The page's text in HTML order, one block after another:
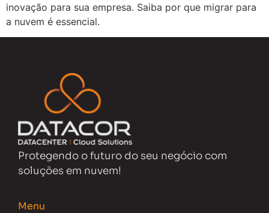
inovação para sua empresa. Saiba por que migrar para
a nuvem é essencial.
Protegendo o futuro do seu negócio com
soluções em nuvem!
Menu